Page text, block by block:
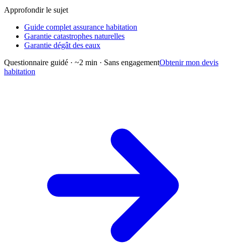
Approfondir le sujet
Guide complet assurance habitation
Garantie catastrophes naturelles
Garantie dégât des eaux
Questionnaire guidé · ~2 min · Sans engagementObtenir mon devis
habitation